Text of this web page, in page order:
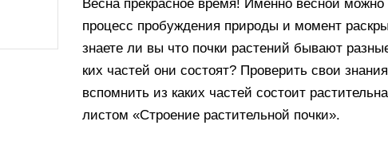
процесс пробуждения природы и момент
знаете ли вы что почки растений бывают
ких частей они состоят? Проверить свои
вспомнить из каких частей состоит
листом «Строение растительной почки».